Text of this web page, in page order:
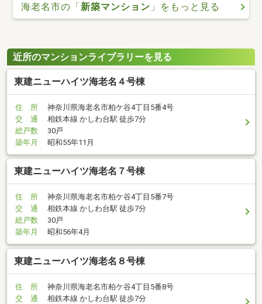
海老名市の「新築マンション 」をもっと見る
近所のマンションライブラリーを見る
東建ニューハイツ海老名４号棟
住 所
神奈川県海老名市柏ケ谷4丁目5番4号
交 通
相鉄本線 かしわ台駅 徒歩7分
総戸数
30戸
築年月
昭和55年11月
東建ニューハイツ海老名７号棟
住 所
神奈川県海老名市柏ケ谷4丁目5番7号
交 通
相鉄本線 かしわ台駅 徒歩7分
総戸数
30戸
築年月
昭和56年4月
東建ニューハイツ海老名８号棟
住 所
神奈川県海老名市柏ケ谷4丁目5番8号
交 通
相鉄本線 かしわ台駅 徒歩7分